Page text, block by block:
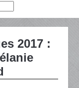
2017 :